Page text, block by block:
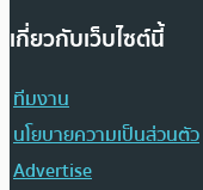
เกี่ยวกับเว็บไซต์นี้
ทีมงาน
นโยบายความเป็นส่วนตัว
Advertise